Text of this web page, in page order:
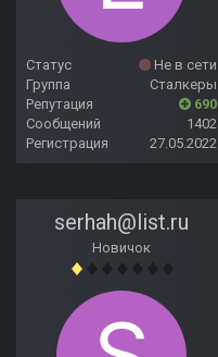
Статус
Не в сети
Группа
Сталкеры
Репутация
690
Сообщений
1402
Регистрация
27.05.2022
serhah@list.ru
Новичок